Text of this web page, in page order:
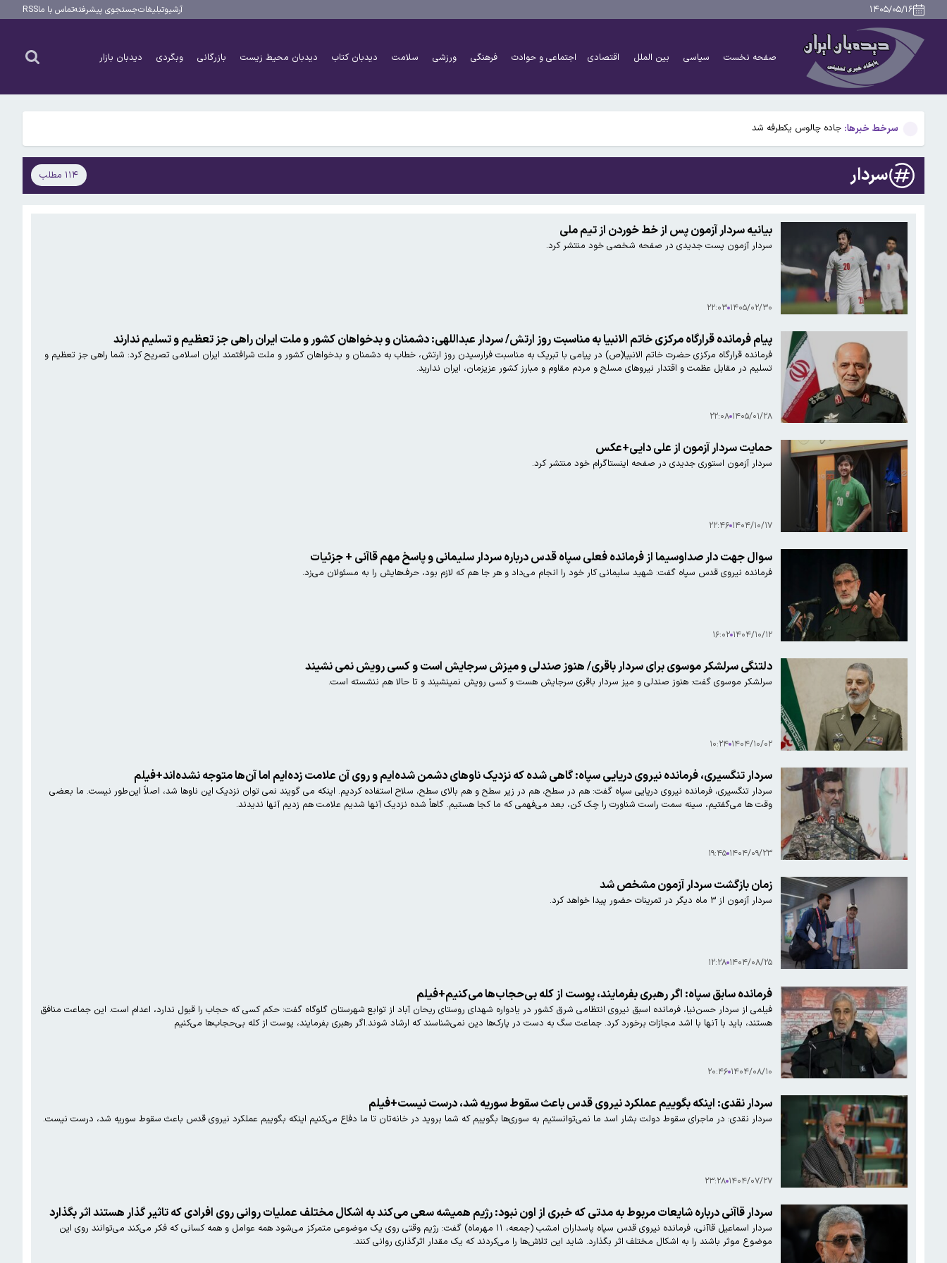
۱۴۰۵/۰۵/۱۶ آرشیوتبلیغاتجستجوی پیشرفتهتماس با ماRSS
صفحه نخست سیاسی بین الملل اقتصادی اجتماعی و حوادث فرهنگی ورزشی سلامت دیدبان کتاب دیدبان محیط زیست بازرگانی وبگردی دیدبان بازار
سرخط خبرها:
جنگ جدید تراکتور و پرسپولیس
قشقاوی:چارچوب کلی مذاکرات ایران و عمان بر سر تنگه هرمز تقریبا به توافق رسیده است
«توافقنامه دفاعی مکه» رسما امضا شد
جاده چالوس یکطرفه شد
امام جمعه ساری:مذاکره درباره تنگه هرمز در شرایط کنونی به مصلحت نیست
قشقاوی:چارچوب کلی مذاکرات ایران و عمان بر سر تنگه هرمز تقریبا به توافق رسیده است
«توافقنامه دفاعی مکه» رسما امضا شد
سردار ۱۱۴ مطلب
بیانیه سردار آزمون پس از خط خوردن از تیم ملی
سردار آزمون پست جدیدی در صفحه شخصی خود منتشر کرد.
۱۴۰۵/۰۲/۳۰ ۲۲:۰۳
پیام فرمانده قرارگاه مرکزی خاتم الانبیا به مناسبت روز ارتش/ سردار عبداللهی: دشمنان و بدخواهان کشور و ملت ایران راهی جز تعظیم و تسلیم ندارند
فرمانده قرارگاه مرکزی حضرت خاتم الانبیا(ص) در پیامی با تبریک به مناسبت فرارسیدن روز ارتش، خطاب به دشمنان و بدخواهان کشور و ملت شرافتمند ایران اسلامی تصریح کرد: شما راهی جز تعظیم و
تسلیم در مقابل عظمت و اقتدار نیروهای مسلح و مردم مقاوم و مبارز کشور عزیزمان، ایران ندارید.
۱۴۰۵/۰۱/۲۸ ۲۲:۰۸
حمایت سردار آزمون از علی دایی+عکس
سردار آزمون استوری جدیدی در صفحه اینستاگرام خود منتشر کرد.
۱۴۰۴/۱۰/۱۷ ۲۲:۴۶
سوال جهت دار صداوسیما از فرمانده فعلی سپاه قدس درباره سردار سلیمانی و پاسخ مهم قاآنی + جزئیات
فرمانده نیروی قدس سپاه گفت: شهید سلیمانی کار خود را انجام می‌داد و هر جا هم که لازم بود، حرف‌هایش را به مسئولان می‌زد.
۱۴۰۴/۱۰/۱۲ ۱۶:۰۲
دلتنگی سرلشکر موسوی برای سردار باقری/ هنوز صندلی و میزش سرجایش است و کسی رویش نمی نشیند
سرلشکر موسوی گفت: هنوز صندلی و میز سردار باقری سرجایش هست و کسی رویش نمینشیند و تا حالا هم ننشسته است.
۱۴۰۴/۱۰/۰۲ ۱۰:۲۴
سردار تنگسیری، فرمانده نیروی دریایی سپاه: گاهی شده که نزدیک ناوهای دشمن شده‌ایم و روی آن علامت زده‌ایم اما آن‌ها متوجه نشده‌اند+فیلم
سردار تنگسیری، فرمانده نیروی دریایی سپاه گفت: هم در سطح، هم در زیر سطح و هم بالای سطح، سلاح استفاده کردیم. اینکه می گویند نمی توان نزدیک این ناوها شد، اصلاً این‌طور نیست. ما بعضی
وقت ها می‌گفتیم، سینه سمت راست شناورت را چک کن، بعد می‌فهمی که ما کجا هستیم. گاهاً شده نزدیک آنها شدیم علامت هم زدیم آنها ندیدند.
۱۴۰۴/۰۹/۲۳ ۱۹:۴۵
زمان بازگشت سردار آزمون مشخص شد
سردار آزمون از ۳ ماه دیگر در تمرینات حضور پیدا خواهد کرد.
۱۴۰۴/۰۸/۲۵ ۱۲:۲۸
فرمانده سابق سپاه: اگر رهبری بفرمایند، پوست از کله بی‌حجاب‌ها می‌کنیم+فیلم
فیلمی از سردار حسن‌نیا، فرمانده اسبق نیروی انتظامی شرق کشور در یادواره شهدای روستای ریحان آباد از توابع شهرستان گلوگاه گفت: حکم کسی که حجاب را قبول ندارد، اعدام است. این جماعت منافق
هستند، باید با آنها با اشد مجازات برخورد کرد. جماعت سگ به دست در پارک‌ها دین نمی‌شناسند که ارشاد شوند.اگر رهبری بفرمایند، پوست از کله بی‌حجاب‌ها می‌کنیم
۱۴۰۴/۰۸/۱۰ ۲۰:۴۶
سردار نقدی: اینکه بگوییم عملکرد نیروی قدس باعث سقوط سوریه شد، درست نیست+فیلم
سردار نقدی: در ماجرای سقوط دولت بشار اسد ما نمی‌توانستیم به سوری‌ها بگوییم که شما بروید در خانه‌تان تا ما دفاع می‌کنیم اینکه بگوییم عملکرد نیروی قدس باعث سقوط سوریه شد، درست نیست.
۱۴۰۴/۰۷/۲۷ ۲۳:۲۸
سردار قاآنی درباره شایعات مربوط به مدتی که خبری از اون نبود: رژیم همیشه سعی می‌کند به اشکال مختلف عملیات روانی روی افرادی که تاثیر گذار هستند اثر بگذارد
سردار اسماعیل قاآنی، فرمانده نیروی قدس سپاه پاسداران امشب (جمعه، ۱۱ مهرماه) گفت: رژیم وقتی روی یک موضوعی متمرکز می‌شود همه عوامل و همه کسانی که فکر می‌کند می‌توانند روی این
موضوع موثر باشند را به اشکال مختلف اثر بگذارد. شاید این تلاش‌ها را می‌کردند که یک مقدار اثرگذاری روانی کنند.